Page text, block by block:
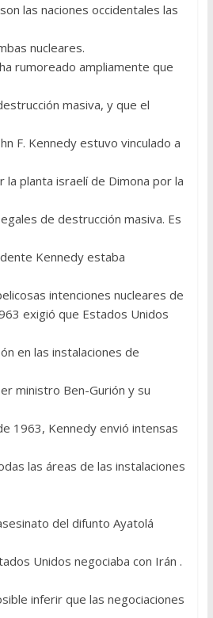
las naciones occidentales las
nucleares.
rumoreado ampliamente que
masiva, y que el
F. Kennedy estuvo vinculado a
la planta israelí de Dimona por la
de destrucción masiva. Es
Kennedy estaba
intenciones nucleares de
exigió que Estados Unidos
en las instalaciones de
ministro Ben-Gurión y su
1963, Kennedy envió intensas
las áreas de las instalaciones
del difunto Ayatolá
Unidos negociaba con Irán .
inferir que las negociaciones